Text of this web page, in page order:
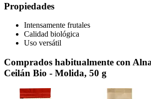
Propiedades
Intensamente frutales
Calidad biológica
Uso versátil
Comprados habitualmente con
Ceilán Bio - Molida, 50 g